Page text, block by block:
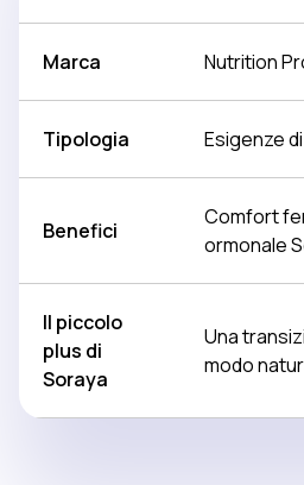
Marca Nutrition
Tipologia Esigenze
Benefici
Comfort
ormonale
Il piccolo
plus di
Soraya
Una
modo